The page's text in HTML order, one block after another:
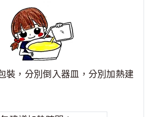
裝，分別倒入器皿，分別加熱建